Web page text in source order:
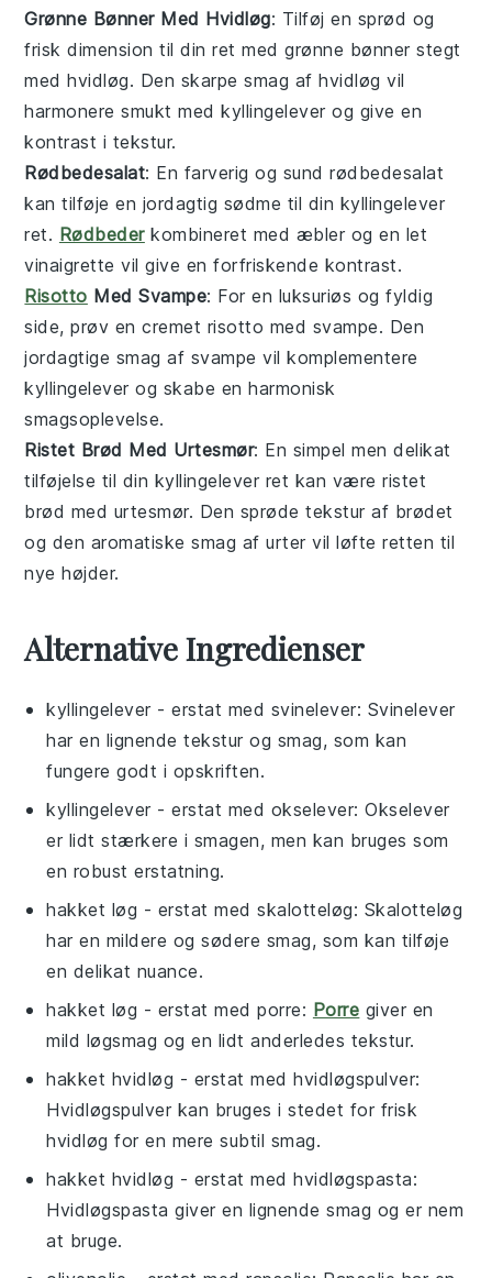
Grønne Bønner Med Hvidløg: Tilføj en sprød og
frisk dimension til din ret medgrønne bønner stegt
medhvidløg. Den skarpe smag afhvidløg vil
harmonere smukt medkyllingelever og give en
kontrast i tekstur.
Rødbedesalat: En farverig og sund rødbedesalat
kan tilføje en jordagtig sødme til din kyllingelever
ret. Rødbederkombineret med æbler og en let
vinaigrette vil give enforfriskende kontrast.
Risotto Med Svampe: For en luksuriøs ogfyldig
side, prøv encremet risotto med svampe. Den
jordagtige smag af svampe vil komplementere
kyllingelever og skabe enharmonisk
smagsoplevelse.
Ristet Brød Med Urtesmør: En simpel mendelikat
tilføjelse til din kyllingelever ret kan væreristet
brød med urtesmør. Den sprøde tekstur af brødet
og den aromatiske smag afurter vil løfte retten til
nye højder.
Alternative Ingredienser
kyllingelever - erstat med svinelever: Svinelever
har en lignende tekstur og smag, som kan
fungere godt i opskriften.
kyllingelever - erstat med okselever: Okselever
er lidt stærkere i smagen, men kan bruges som
en robust erstatning.
hakket løg - erstat medskalotteløg: Skalotteløg
har en mildere og sødere smag, som kan tilføje
en delikat nuance.
hakket løg - erstat medporre: Porre giver en
mild løgsmag og en lidt anderledes tekstur.
hakket hvidløg - erstat medhvidløgspulver:
Hvidløgspulver kan bruges i stedet for frisk
hvidløg for en mere subtil smag.
hakket hvidløg - erstat medhvidløgspasta:
Hvidløgspasta giver en lignende smag og er nem
at bruge.